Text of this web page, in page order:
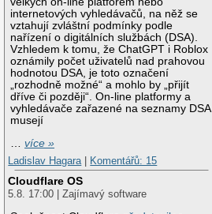
internetových vyhledávačů, na něž se
vztahují zvláštní podmínky podle
nařízení o digitálních službách (DSA).
Vzhledem k tomu, že ChatGPT i Roblox
oznámily počet uživatelů nad prahovou
hodnotou DSA, je toto označení
„rozhodně možné“ a mohlo by „přijít
dříve či později“. On-line platformy a
vyhledávače zařazené na seznamy DSA
musejí
…více »
Ladislav Hagara | Komentářů: 15
Cloudflare OS
5.8. 17:00 | Zajímavý software